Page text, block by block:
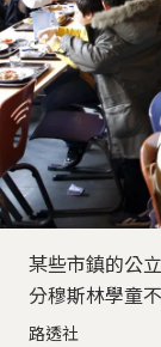
某些市鎮的公
分穆斯林學童
路透社